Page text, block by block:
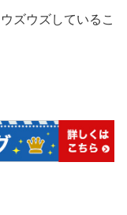
ズウズしているこ